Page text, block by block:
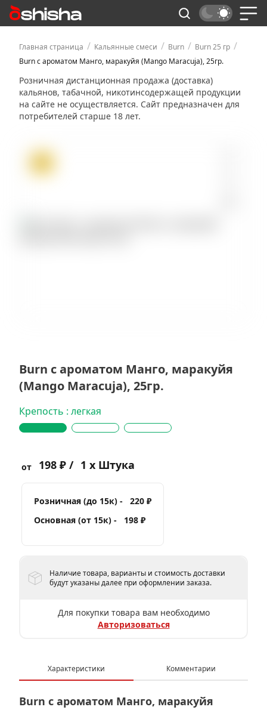
Главная страница / Кальянные смеси / Burn / Burn 25 гр /
Burn с ароматом Манго, маракуйя (Mango Maracuja), 25гр.
Розничная дистанционная продажа (доставка)
кальянов, табачной, никотинсодержащей продукции
на сайте не осуществляется. Сайт предназначен для
потребителей старше 18 лет.
Burn с ароматом Манго, маракуйя
(Mango Maracuja), 25гр.
Крепость : легкая
от 198 ₽ / 1 x Штука
Розничная (до 15к) -
220 ₽
Основная (от 15к) -
198 ₽
Наличие товара, варианты и стоимость доставки
будут указаны далее при оформлении заказа.
Для покупки товара вам необходимо
Авторизоваться
Характеристики Комментарии
Burn с ароматом Манго, маракуйя